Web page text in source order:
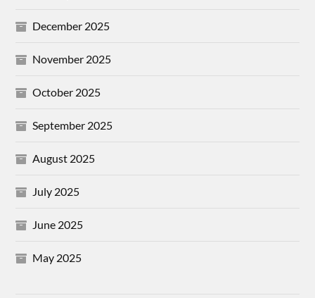
December 2025
November 2025
October 2025
September 2025
August 2025
July 2025
June 2025
May 2025